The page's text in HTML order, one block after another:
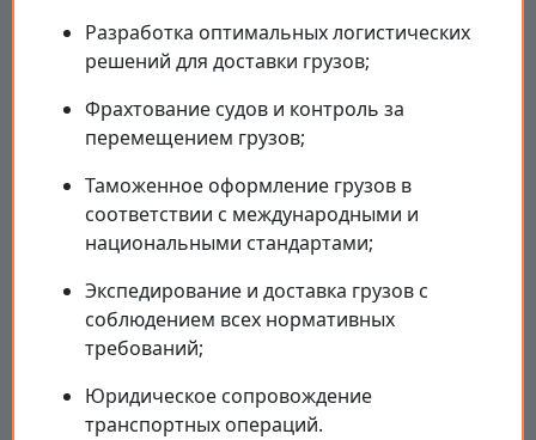
Разработка оптимальных логистических
решений для доставки грузов;
Фрахтование судов и контроль за
перемещением грузов;
Таможенное оформление грузов в
соответствии с международными и
национальными стандартами;
Экспедирование и доставка грузов с
соблюдением всех нормативных
требований;
Юридическое сопровождение
транспортных операций.